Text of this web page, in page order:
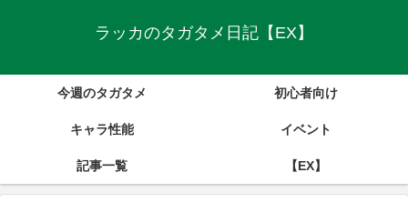
ラッカのタガタメ日記【EX】
今週のタガタメ 初心者向け
キャラ性能 イベント
記事一覧 【EX】